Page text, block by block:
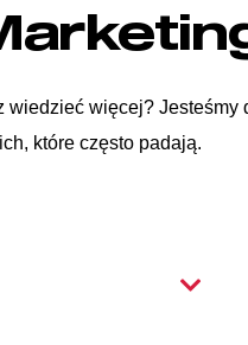
wiedzieć więcej?
które często padają.